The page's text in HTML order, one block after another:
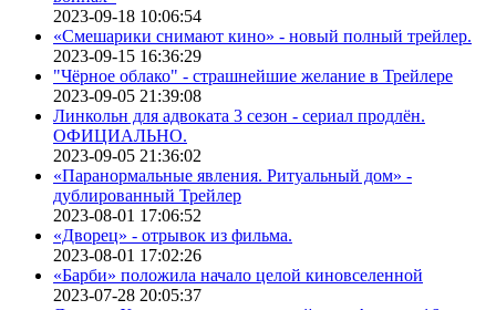
2023-09-18 10:06:54
«Смешарики снимают кино» - новый полный трейлер.
2023-09-15 16:36:29
"Чёрное облако" - страшнейшие желание в Трейлере
2023-09-05 21:39:08
Линкольн для адвоката 3 сезон - сериал продлён.
ОФИЦИАЛЬНО.
2023-09-05 21:36:02
«Паранормальные явления. Ритуальный дом» -
дублированный Трейлер
2023-08-01 17:06:52
«Дворец» - отрывок из фильма.
2023-08-01 17:02:26
«Барби» положила начало целой киновселенной
2023-07-28 20:05:37